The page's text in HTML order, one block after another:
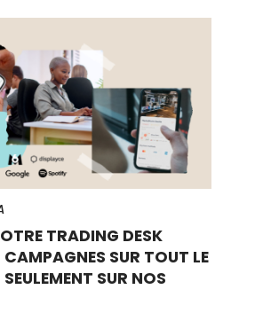
TRADING DESK
CAMPAGNES SUR TOUT LE
SUR NOS